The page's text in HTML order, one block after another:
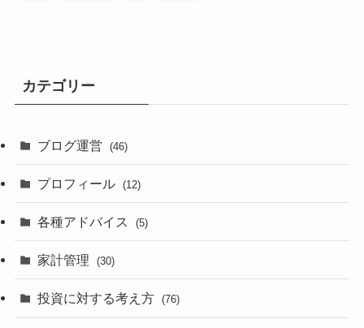
カテゴリー
ブログ運営 (46)
プロフィール (12)
各種アドバイス (5)
家計管理 (30)
投資に対する考え方 (76)